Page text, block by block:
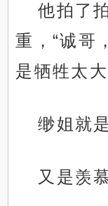
他拍了
重，“诚哥
是牺牲太
缈姐就
又是羡